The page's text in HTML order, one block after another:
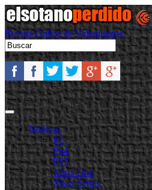
Revista Online de Videojuegos
Noticias
PC
PS4
PS5
Xbox One
Xbox Series